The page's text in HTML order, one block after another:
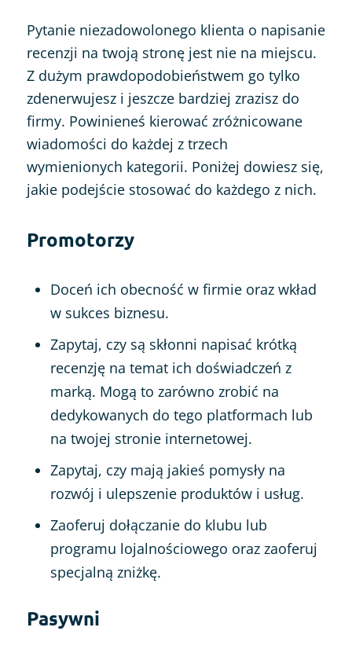
Pytanie niezadowolonego klienta o napisanie
recenzji na twoją stronę jest nie na miejscu.
Z dużym prawdopodobieństwem go tylko
zdenerwujesz i jeszcze bardziej zrazisz do
firmy. Powinieneś kierować zróżnicowane
wiadomości do każdej z trzech
wymienionych kategorii. Poniżej dowiesz się,
jakie podejście stosować do każdego z nich.
Promotorzy
Doceń ich obecność w firmie oraz wkład
w sukces biznesu.
Zapytaj, czy są skłonni napisać krótką
recenzję na temat ich doświadczeń z
marką. Mogą to zarówno zrobić na
dedykowanych do tego platformach lub
na twojej stronie internetowej.
Zapytaj, czy mają jakieś pomysły na
rozwój i ulepszenie produktów i usług.
Zaoferuj dołączanie do klubu lub
programu lojalnościowego oraz zaoferuj
specjalną zniżkę.
Pasywni